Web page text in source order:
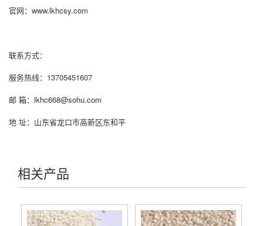
官网： www.lkhcsy.com
联系方式：
服务热线：13705451607
邮 箱：lkhc668@sohu.com
地 址：山东省龙口市高新区东和平
相关产品